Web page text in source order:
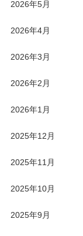
2026年5月
2026年4月
2026年3月
2026年2月
2026年1月
2025年12月
2025年11月
2025年10月
2025年9月